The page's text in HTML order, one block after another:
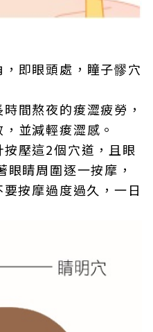
即眼頭處，瞳子髎穴
間熬夜的痠澀疲勞，
並減輕痠澀感。
壓這2個穴道，且眼
睛周圍逐一按摩，
按摩過度過久，一日